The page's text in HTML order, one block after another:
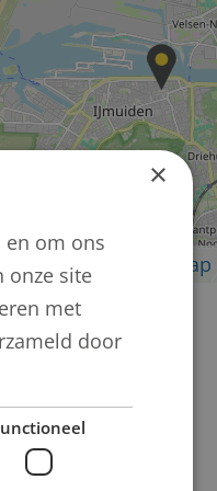
OpenStreetMap
×
om ons
onze site
met
door